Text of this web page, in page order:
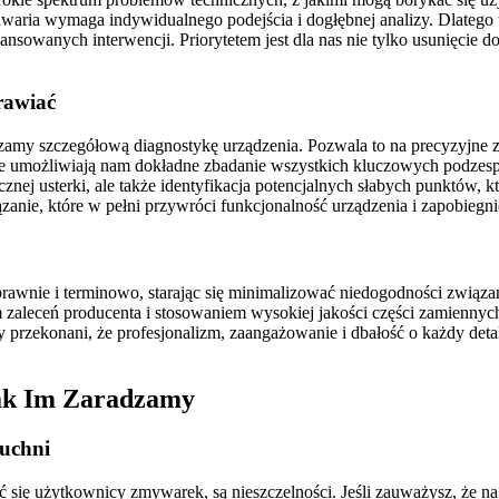
wymaga indywidualnego podejścia i dogłębnej analizy.
interwencji. Priorytetem jest dla nas nie tylko usunięcie
szczegółową diagnostykę urządzenia. Pozwala to na
nam dokładne zbadanie wszystkich kluczowych
usterki, ale także identyfikacja potencjalnych słabych
które w pełni przywróci funkcjonalność urządzenia i
i terminowo, starając się minimalizować niedogodności
producenta i stosowaniem wysokiej jakości części
że profesjonalizm, zaangażowanie i dbałość o każdy
Im Zaradzamy
użytkownicy zmywarek, są nieszczelności. Jeśli zauważysz, że